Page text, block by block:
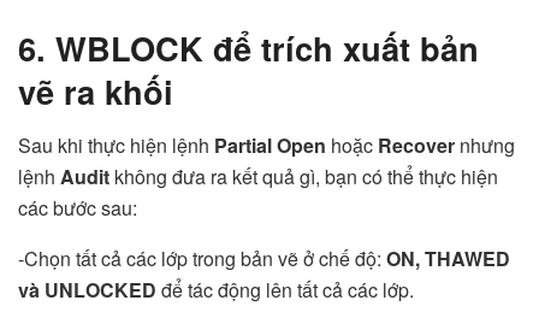
6. WBLOCK để trích xuất bản
vẽ ra khối
Sau khi thực hiện lệnh Partial Open hoặc Recover nhưng
lệnh Audit không đưa ra kết quả gì, bạn có thể thực hiện
các bước sau:
-Chọn tất cả các lớp trong bản vẽ ở chế độ: ON, THAWED
và UNLOCKED để tác động lên tất cả các lớp.